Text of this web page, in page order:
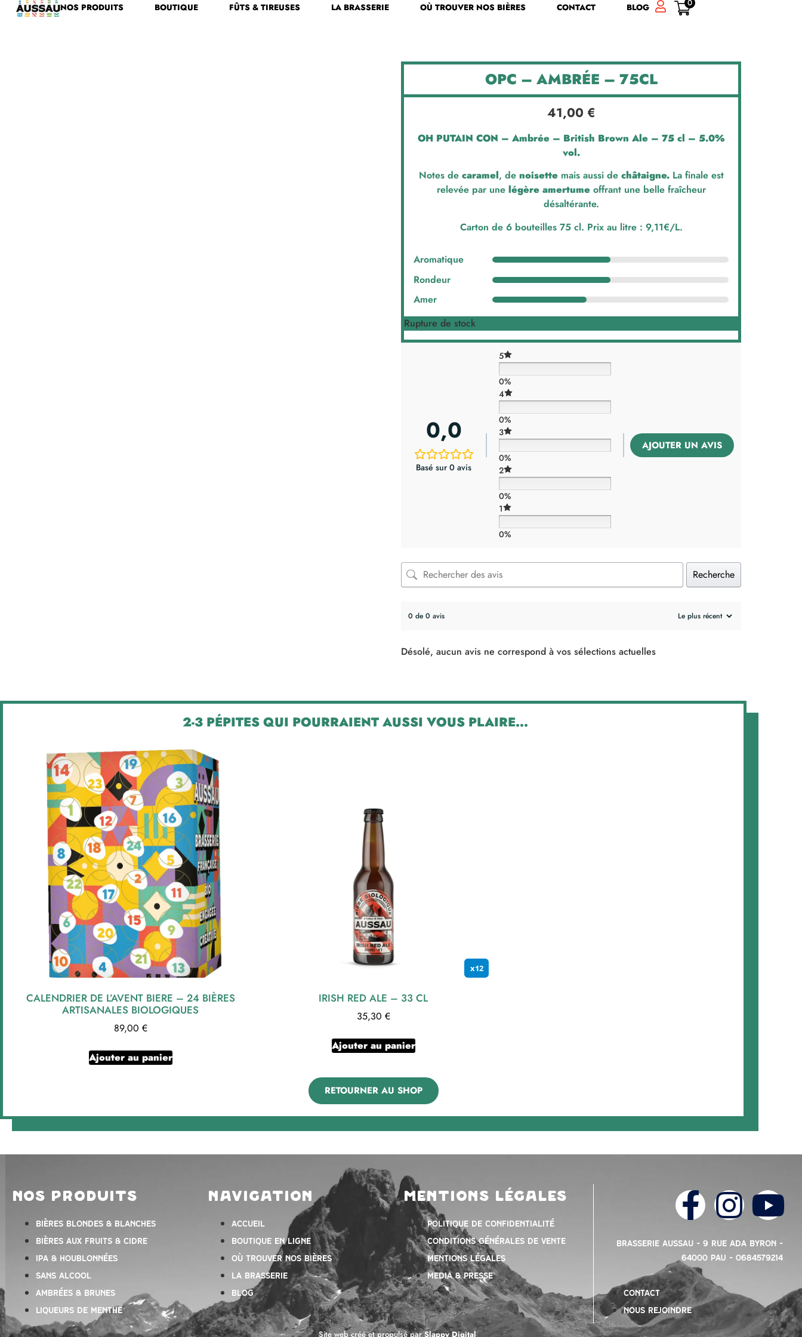
NOS PRODUITS BOUTIQUE FÛTS & TIREUSES LA BRASSERIE OÙ TROUVER NOS BIÈRES CONTACT BLOG 0
OPC – AMBRÉE – 75CL
41,00 €
OH PUTAIN CON – Ambrée – British Brown Ale – 75 cl – 5.0%
vol.
Notes de caramel, de noisettemais aussi de châtaigne. La finale est
relevée par une légère amertumeoffrant une belle fraîcheur
désaltérante.
Carton de 6 bouteilles 75 cl. Prix au litre : 9,11€/L.
Aromatique
Rondeur
Amer
Rupture de stock
0,0
Basé sur 0 avis
5
0%
4
0%
3
0%
2
0%
1
0%
AJOUTER UN AVIS
Recherche
0 de 0 avis
Désolé, aucun avis ne correspond à vos sélections actuelles
2-3 PÉPITES QUI POURRAIENT AUSSI VOUS PLAIRE...
CALENDRIER DE L’AVENT BIERE – 24 BIÈRES
ARTISANALES BIOLOGIQUES
89,00 €
Ajouter au panier
x12
IRISH RED ALE – 33 CL
35,30 €
Ajouter au panier
RETOURNER AU SHOP
nos produits
Bières blondes & blanches
Bières aux fruits & cidre
IPA & houblonnées
Sans alcool
Ambrées & Brunes
Liqueurs de menthe
navigation
Accueil
Boutique en ligne
Où trouver nos bières
la brasserie
Blog
mentions légales
Politique de confidentialité
Conditions Générales de vente
mentions légales
Media & presse
Brasserie Aussau – 9 Rue Ada Byron –
64000 PAU – 0684579214
contact
nous rejoindre
Site web créé et propulsé par Slappy Digital